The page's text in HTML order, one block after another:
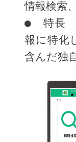
情報検索
●　特長
報に特化
含んだ独